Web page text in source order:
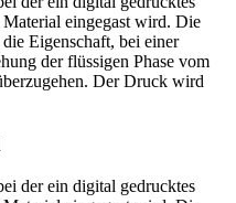
eingegast wird. Die
Eigenschaft, bei einer
der flüssigen Phase vom
Der Druck wird
der ein digital gedrucktes